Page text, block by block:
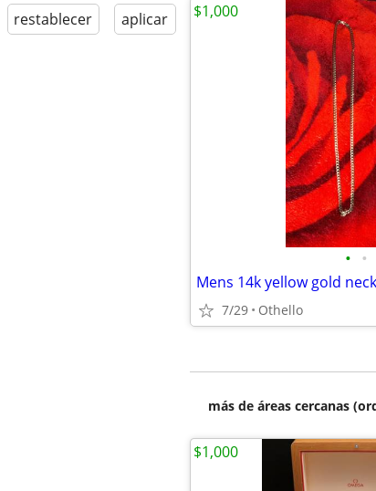
restablecer aplicar
• •
Mens 14k yellow gold
7/29 Othello
$1,000
más de áreas cercanas
$1,000